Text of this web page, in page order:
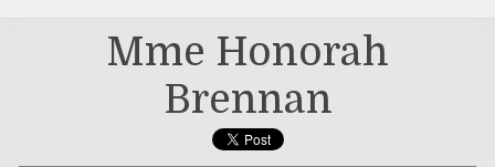
Mme Honorah
Brennan